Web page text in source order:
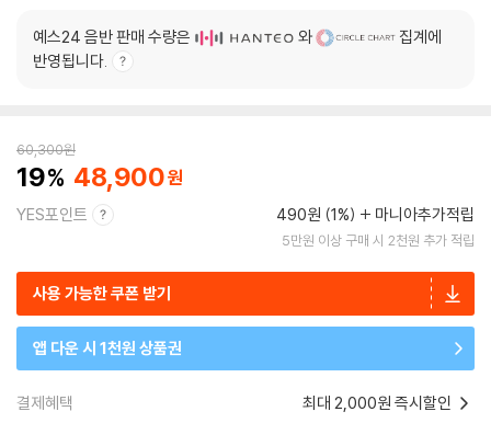
예스24 음반 판매 수량은 와
집계에
반영됩니다.
60,300원
19 48,900
YES포인트 490원 (1%) 마니아추가적립
5만원 이상 구매 시 2천원 추가 적립
사용 가능한 쿠폰 받기
앱 다운 시 1천원 상품권
결제혜택 최대 2,000원 즉시할인